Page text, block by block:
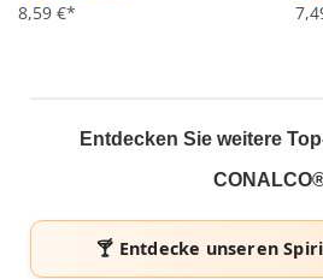
Durchschnittliche Bewertung von 4.9
8,59 €*
Entdecken Sie weitere
🍸 Entdecke unseren